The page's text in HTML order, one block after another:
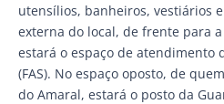
utensílios, banheiros, vestiários
externa do local, de frente para
estará o espaço de atendimento
(FAS). No espaço oposto, de
do Amaral, estará o posto da